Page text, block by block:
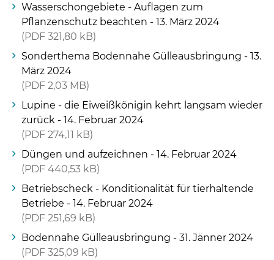
Wasserschongebiete - Auflagen zum
Pflanzenschutz beachten - 13. März 2024
PDF 321,80 kB
Sonderthema Bodennahe Gülleausbringung - 13.
März 2024
PDF 2,03 MB
Lupine - die Eiweißkönigin kehrt langsam wieder
zurück - 14. Februar 2024
PDF 274,11 kB
Düngen und aufzeichnen - 14. Februar 2024
PDF 440,53 kB
Betriebscheck - Konditionalität für tierhaltende
Betriebe - 14. Februar 2024
PDF 251,69 kB
Bodennahe Gülleausbringung - 31. Jänner 2024
PDF 325,09 kB